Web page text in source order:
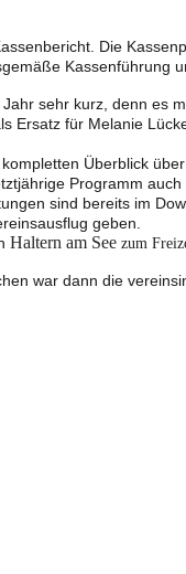
Die
Kassenführung
sehr kurz, denn es
Ersatz für Melanie
Überblick
Programm
sind bereits im
geben.
Haltern am See zum
war dann die